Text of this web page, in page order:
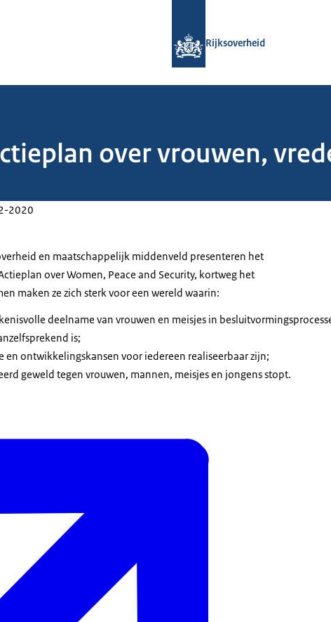
Rijksoverheid
over vrouwen,
2020
en maatschappelijk middenveld presenteren het
over Women, Peace and Security, kortweg het
maken ze zich sterk voor een wereld waarin:
deelname van vrouwen en meisjes in
is;
en ontwikkelingskansen voor iedereen realiseerbaar zijn;
geweld tegen vrouwen, mannen, meisjes en jongens stopt.